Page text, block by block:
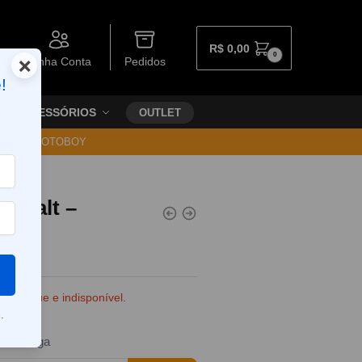
Minha Conta Pedidos
R$ 0,00 0
ACESSÓRIOS OUTLET
VIA MOTOBOY
Salt –
estoque e indisponível.
entrega
×